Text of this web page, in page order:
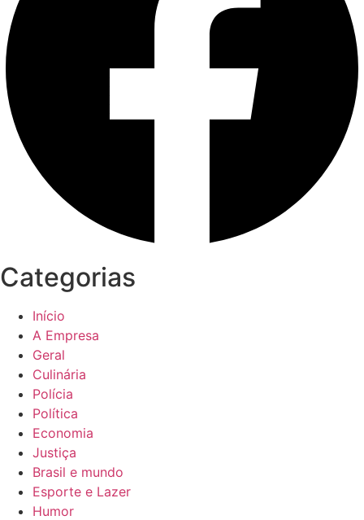
Categorias
Início
A Empresa
Geral
Culinária
Polícia
Política
Economia
Justiça
Brasil e mundo
Esporte e Lazer
Humor